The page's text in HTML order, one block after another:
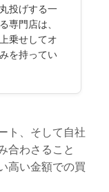
投げする一
専門店は、
乗せしてオ
を持ってい
ト、そして自社
合わさること
高い金額での買